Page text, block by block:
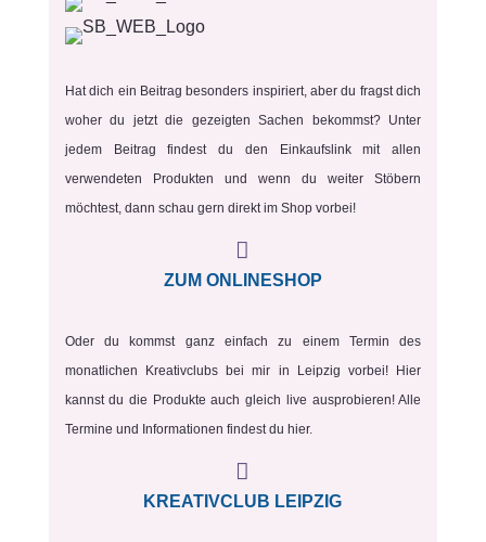
Hat dich ein Beitrag besonders inspiriert, aber du fragst dich
woher du jetzt die gezeigten Sachen bekommst? Unter
jedem Beitrag findest du den Einkaufslink mit allen
verwendeten Produkten und wenn du weiter Stöbern
möchtest, dann schau gern direkt im Shop vorbei!

ZUM ONLINESHOP
Oder du kommst ganz einfach zu einem Termin des
monatlichen Kreativclubs bei mir in Leipzig vorbei! Hier
kannst du die Produkte auch gleich live ausprobieren! Alle
Termine und Informationen findest du hier.

KREATIVCLUB LEIPZIG